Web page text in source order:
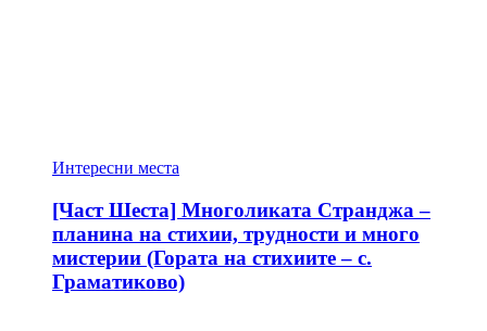
Интересни места
[Част Шеста] Многоликата Странджа –
планина на стихии, трудности и много
мистерии (Гората на стихиите – с.
Граматиково)